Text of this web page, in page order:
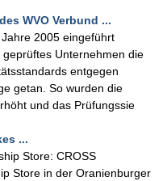
WVO Verbund ...
2005 eingeführt
Unternehmen die
entgegen
getan. So wurden die
und das Prüfungssie
...
Store: CROSS
Store in der Oranienburger